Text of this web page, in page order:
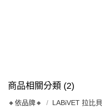
商品相關分類 (2)
🔸依品牌🔸 LABiVET 拉比貝